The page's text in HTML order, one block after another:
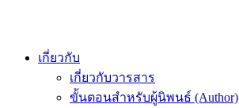
เกี่ยวกับ
เกี่ยวกับวารสาร
ขั้นตอนสำหรับผู้นิพนธ์ (Author)